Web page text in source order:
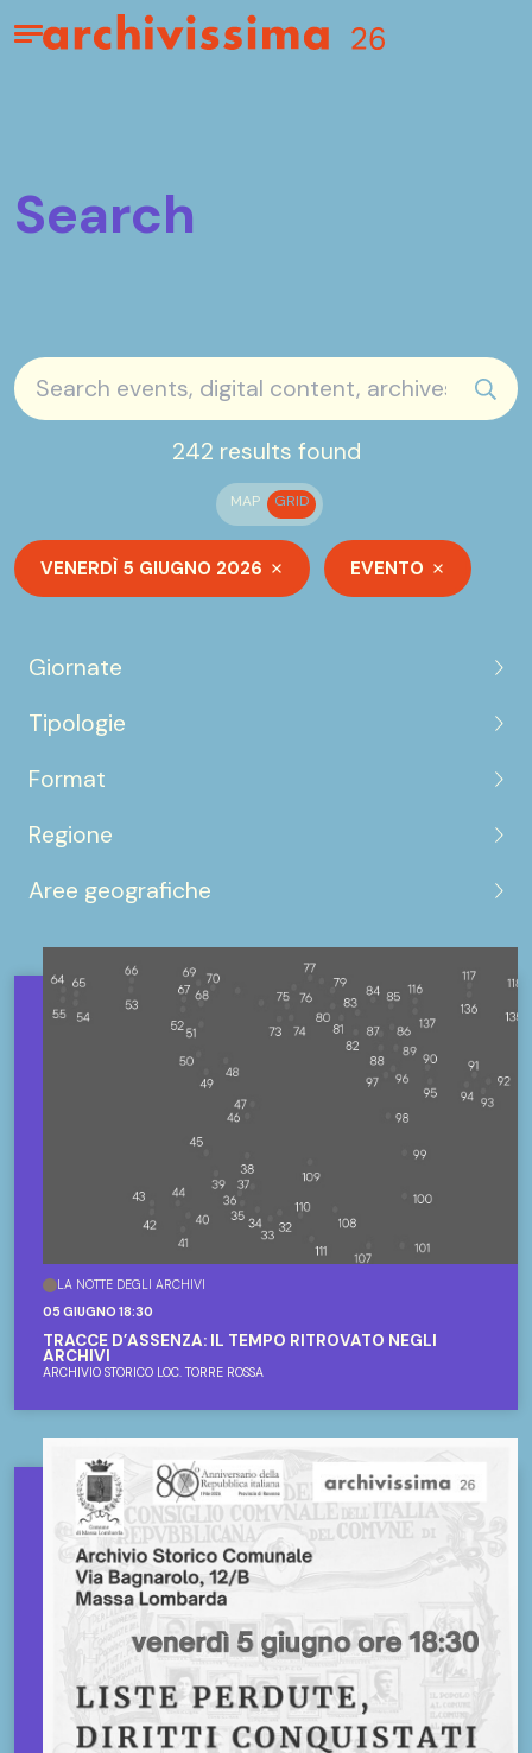
Home page
Apri il menu
Search
242 results found
MAP GRID
VENERDÌ 5 GIUGNO 2026 EVENTO
Giornate
Tipologie
Format
Regione
Aree geografiche
LA NOTTE DEGLI ARCHIVI
05 GIUGNO 18:30
TRACCE D’ASSENZA: IL TEMPO RITROVATO NEGLI
ARCHIVI
ARCHIVIO STORICO LOC. TORRE ROSSA